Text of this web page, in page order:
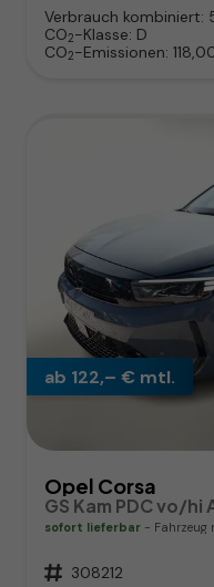
Verbrauch kombiniert:
CO2-Klasse: D
CO2-Emissionen:
ab 122,– € mtl.
Opel Corsa
GS Kam PDC vo/hi
sofort lieferbar Fahrzeug
Fahrzeugnr. 308212